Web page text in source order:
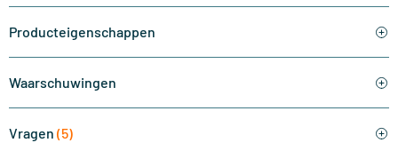
Producteigenschappen
Waarschuwingen
Vragen (5)